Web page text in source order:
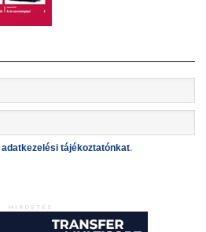
adatkezelési tájékoztatónkat.
HIRDETÉS